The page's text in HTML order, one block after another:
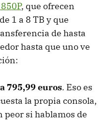
, que ofrecen
1 a 8 TB y que
de hasta
hasta que uno ve
795,99 euros. Eso es
la propia consola,
peor si hablamos de